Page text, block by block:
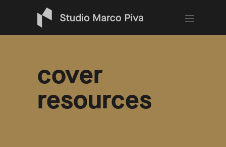
cover
resources